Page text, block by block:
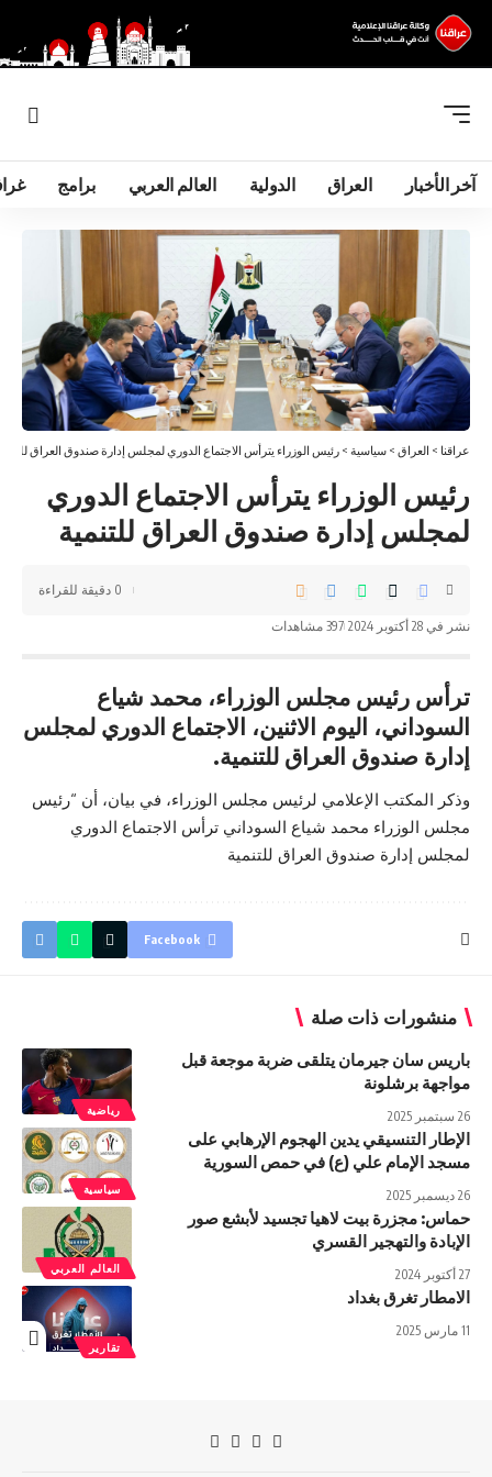
آخر الأخبار العراق الدولية العالم العربي برامج
عراقنا > العراق > سياسية > رئيس الوزراء يترأس الاجتماع الدوري لمجلس إدارة صندوق العراق
رئيس الوزراء يترأس الاجتماع الدوري
لمجلس إدارة صندوق العراق للتنمية
نشر في 28 أكتوبر 2024 397 مشاهدات
0 دقيقة للقراءة
ترأس رئيس مجلس الوزراء، محمد شياع
السوداني، اليوم الاثنين، الاجتماع الدوري لمجلس
إدارة صندوق العراق للتنمية.
وذكر المكتب الإعلامي لرئيس مجلس الوزراء، في بيان، أن “رئيس
مجلس الوزراء محمد شياع السوداني ترأس الاجتماع الدوري
لمجلس إدارة صندوق العراق للتنمية
Facebook
منشورات ذات صلة
رياضية
باريس سان جيرمان يتلقى ضربة موجعة قبل
مواجهة برشلونة
26 سبتمبر 2025
سياسية
الإطار التنسيقي يدين الهجوم الإرهابي على
مسجد الإمام علي (ع) في حمص السورية
26 ديسمبر 2025
العالم العربي
حماس: مجزرة بيت لاهيا تجسيد لأبشع صور
الإبادة والتهجير القسري
27 أكتوبر 2024
تقارير
الامطار تغرق بغداد
11 مارس 2025